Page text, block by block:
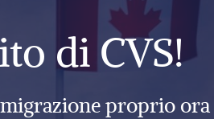
di CVS!
proprio ora